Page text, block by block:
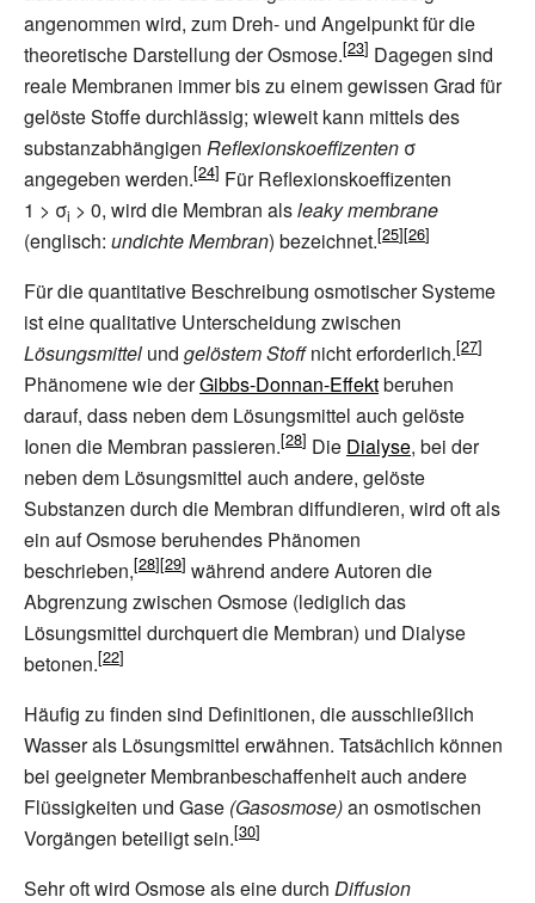
angenommen wird, zum Dreh- und Angelpunkt für die
theoretische Darstellung der Osmose.
Dagegen sind
reale Membranen immer bis zu einem gewissen Grad für
gelöste Stoffe durchlässig; wieweit kann mittels des
substanzabhängigen Reflexionskoeffizenten σ
angegeben werden.
Für Reflexionskoeffizenten
1 > σi > 0, wird die Membran alsleaky membrane
(englisch: undichte Membran) bezeichnet.
Für die quantitative Beschreibung osmotischer Systeme
ist eine qualitative Unterscheidung zwischen
Lösungsmittel und gelöstem Stoffnicht erforderlich.
Phänomene wie derGibbs-Donnan-Effektberuhen
darauf, dass neben dem Lösungsmittel auch gelöste
Ionen die Membran passieren.
Die Dialyse, bei der
neben dem Lösungsmittel auch andere, gelöste
Substanzen durch die Membran diffundieren, wird oft als
ein auf Osmose beruhendes Phänomen
beschrieben,
während andere Autoren die
Abgrenzung zwischen Osmose (lediglich das
Lösungsmittel durchquert die Membran) und Dialyse
betonen.
Häufig zu finden sind Definitionen, die ausschließlich
Wasser als Lösungsmittel erwähnen. Tatsächlich können
bei geeigneter Membranbeschaffenheit auch andere
Flüssigkeiten und Gase (Gasosmose)an osmotischen
Vorgängen beteiligt sein.
Sehr oft wird Osmose als eine durch Diffusion